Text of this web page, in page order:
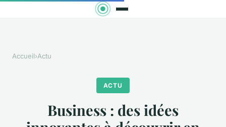
Accueil›Actu
ACTU
Business : des idées